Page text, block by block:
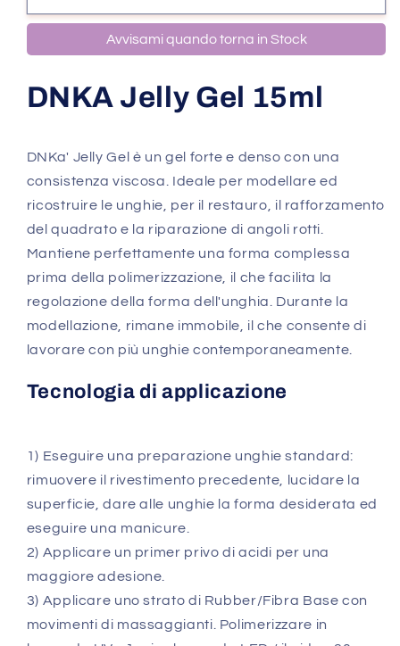
#0006
#0006
15ml
Avvisami quando torna in Stock
DNKA Jelly Gel 15ml
DNKa' Jelly Gel è un gel forte e denso con una
consistenza viscosa. Ideale per modellare ed
ricostruire le unghie, per il restauro, il rafforzamento
del quadrato e la riparazione di angoli rotti.
Mantiene perfettamente una forma complessa
prima della polimerizzazione, il che facilita la
regolazione della forma dell'unghia. Durante la
modellazione, rimane immobile, il che consente di
lavorare con più unghie contemporaneamente.
Tecnologia di applicazione
1) Eseguire una preparazione unghie standard:
rimuovere il rivestimento precedente, lucidare la
superficie, dare alle unghie la forma desiderata ed
eseguire una manicure.
2) Applicare un primer privo di acidi per una
maggiore adesione.
3) Applicare uno strato di Rubber/Fibra Base con
movimenti di massaggianti. Polimerizzare in